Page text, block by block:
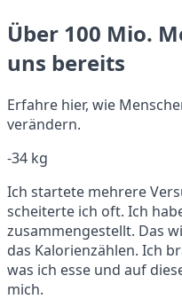
Über 100 Mio.
uns bereits
Erfahre hier, wie
verändern.
-34 kg
Ich startete mehrere
scheiterte ich oft. Ich
zusammengestellt. Das
das Kalorienzählen. Ich
was ich esse und auf
mich.